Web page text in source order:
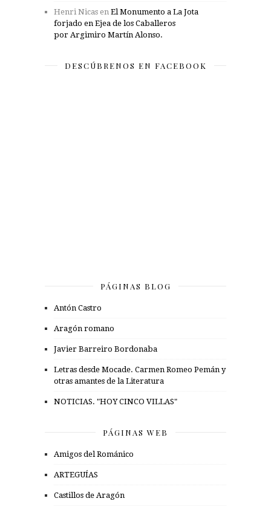
Henri Nicas en El Monumento a La Jota
forjado en Ejea de los Caballeros
por Argimiro Martín Alonso.
DESCÚBRENOS EN FACEBOOK
PÁGINAS BLOG
Antón Castro
Aragón romano
Javier Barreiro Bordonaba
Letras desde Mocade. Carmen Romeo Pemán y
otras amantes de la Literatura
NOTICIAS. "HOY CINCO VILLAS"
PÁGINAS WEB
Amigos del Románico
ARTEGUÍAS
Castillos de Aragón